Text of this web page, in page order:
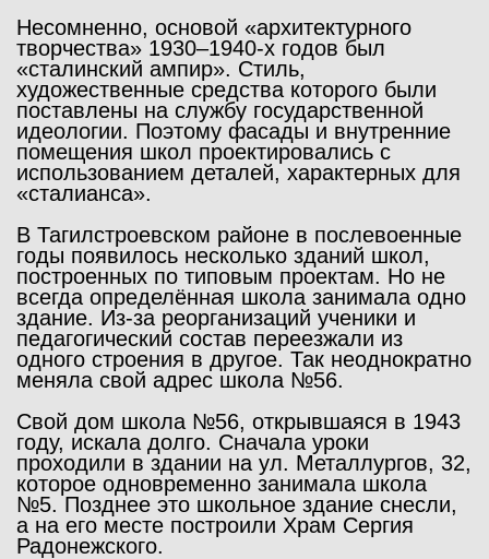
Несомненно, основой «архитектурного
творчества» 1930–1940-х годов был
«сталинский ампир». Стиль,
художественные средства которого были
поставлены на службу государственной
идеологии. Поэтому фасады и внутренние
помещения школ проектировались с
использованием деталей, характерных для
«сталианса».
В Тагилстроевском районе в послевоенные
годы появилось несколько зданий школ,
построенных по типовым проектам. Но не
всегда определённая школа занимала одно
здание. Из-за реорганизаций ученики и
педагогический состав переезжали из
одного строения в другое. Так неоднократно
меняла свой адрес школа №56.
Свой дом школа №56, открывшаяся в 1943
году, искала долго. Сначала уроки
проходили в здании на ул. Металлургов, 32,
которое одновременно занимала школа
№5. Позднее это школьное здание снесли,
а на его месте построили Храм Сергия
Радонежского.